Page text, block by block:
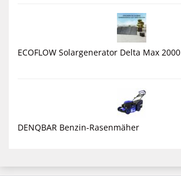
ECOFLOW Solargenerator Delta Max 2000
DENQBAR Benzin-Rasenmäher